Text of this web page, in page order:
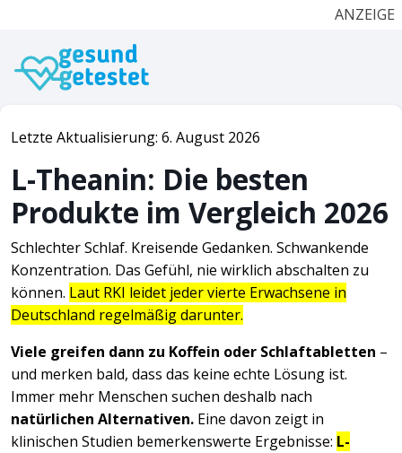
ANZEIGE
Letzte Aktualisierung: 6. August 2026
L-Theanin: Die besten
Produkte im Vergleich 2026
Schlechter Schlaf. Kreisende Gedanken. Schwankende
Konzentration. Das Gefühl, nie wirklich abschalten zu
können. Laut RKI leidet jeder vierte Erwachsene in
Deutschland regelmäßig darunter.
Viele greifen dann zu Koffein oder Schlaftabletten –
und merken bald, dass das keine echte Lösung ist.
Immer mehr Menschen suchen deshalb nach
natürlichen Alternativen. Eine davon zeigt in
klinischen Studien bemerkenswerte Ergebnisse: L-